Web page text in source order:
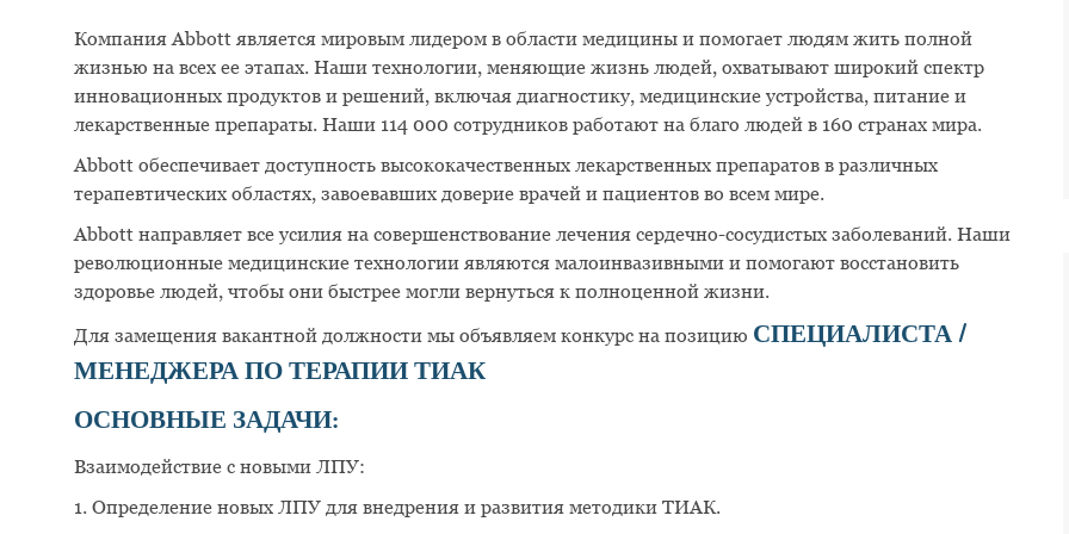
Компания Abbott является мировым лидером в области медицины и помогает людям жить полной
жизнью на всех ее этапах. Наши технологии, меняющие жизнь людей, охватывают широкий спектр
инновационных продуктов и решений, включая диагностику, медицинские устройства, питание и
лекарственные препараты. Наши 114 000 сотрудников работают на благо людей в 160 странах мира.
Abbott обеспечивает доступность высококачественных лекарственных препаратов в различных
терапевтических областях, завоевавших доверие врачей и пациентов во всем мире.
Abbott направляет все усилия на совершенствование лечения сердечно-сосудистых заболеваний. Наши
революционные медицинские технологии являются малоинвазивными и помогают восстановить
здоровье людей, чтобы они быстрее могли вернуться к полноценной жизни.
Для замещения вакантной должности мы объявляем конкурс на позицию СПЕЦИАЛИСТА /
МЕНЕДЖЕРА ПО ТЕРАПИИ ТИАК
ОСНОВНЫЕ ЗАДАЧИ:
Взаимодействие с новыми ЛПУ:
1. Определение новых ЛПУ для внедрения и развития методики ТИАК.